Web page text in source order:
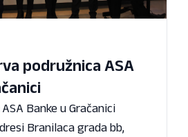
podružnica ASA
Banke u Gračanici
Branilaca grada bb,